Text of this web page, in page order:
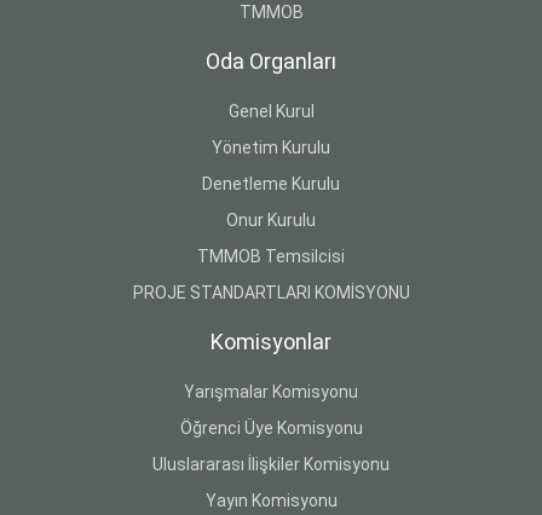
TMMOB
Oda Organları
Genel Kurul
Yönetim Kurulu
Denetleme Kurulu
Onur Kurulu
TMMOB Temsilcisi
PROJE STANDARTLARI KOMİSYONU
Komisyonlar
Yarışmalar Komisyonu
Öğrenci Üye Komisyonu
Uluslararası İlişkiler Komisyonu
Yayın Komisyonu